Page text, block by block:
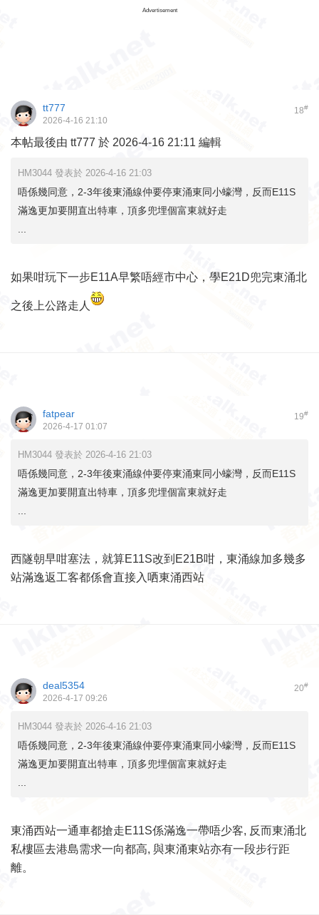
Advertisement
18#
tt777
2026-4-16 21:10
本帖最後由 tt777 於 2026-4-16 21:11 編輯
HM3044 發表於 2026-4-16 21:03
唔係幾同意，2-3年後東涌線仲要停東涌東同小蠔灣，反而E11S
滿逸更加要開直出特車，頂多兜埋個富東就好走
如果咁玩下一步E11A早繁唔經市中心，學E21D兜完東涌北
之後上公路走人
19#
fatpear
2026-4-17 01:07
HM3044 發表於 2026-4-16 21:03
唔係幾同意，2-3年後東涌線仲要停東涌東同小蠔灣，反而E11S
滿逸更加要開直出特車，頂多兜埋個富東就好走
西隧朝早咁塞法，就算E11S改到E21B咁，東涌線加多幾多
站滿逸返工客都係會直接入哂東涌西站
20#
deal5354
2026-4-17 09:26
HM3044 發表於 2026-4-16 21:03
唔係幾同意，2-3年後東涌線仲要停東涌東同小蠔灣，反而E11S
滿逸更加要開直出特車，頂多兜埋個富東就好走
東涌西站一通車都搶走E11S係滿逸一帶唔少客, 反而東涌北
私樓區去港島需求一向都高, 與東涌東站亦有一段步行距
離。